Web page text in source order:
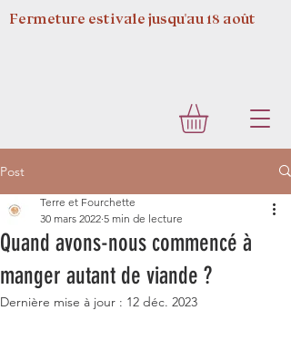
Fermeture estivale jusqu'au 18 août
Post
Quand avons-nous commencé à
manger autant de viande ?
Terre et Fourchette
30 mars 2022 5 min de lecture
Dernière mise à jour : 12 déc. 2023